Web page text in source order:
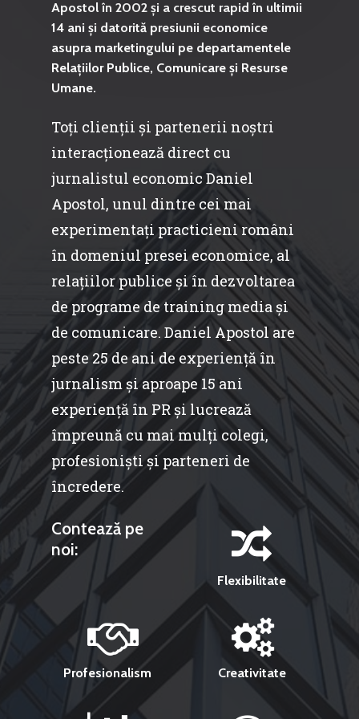
Apostol în 2002 și a crescut rapid în ultimii
14 ani și datorită presiunii economice
asupra marketingului pe departamentele
Relațiilor Publice, Comunicare și Resurse
Umane.
Toți clienții și partenerii noștri
interacționează direct cu
jurnalistul economic Daniel
Apostol, unul dintre cei mai
experimentați practicieni români
în domeniul presei economice, al
relațiilor publice și în dezvoltarea
de programe de training media și
de comunicare. Daniel Apostol are
peste 25 de ani de experiență în
jurnalism și aproape 15 ani
experiență în PR și lucrează
împreună cu mai mulți colegi,
profesioniști și parteneri de
încredere.
Contează pe
noi:
Flexibilitate
Profesionalism Creativitate
Soluții de
IMM
IMM
Redresare vs.
Fiscalitate pentru o
Durabilă
Martie 2016
Decembrie 2015
Mai 2015
Martie 2015
Agribusiness
Energia
Construcții și
pentru o Românie
Video Forum Marea
Piața gazelor naturale:
predictibilitate,
Contact
Daniel Apostol